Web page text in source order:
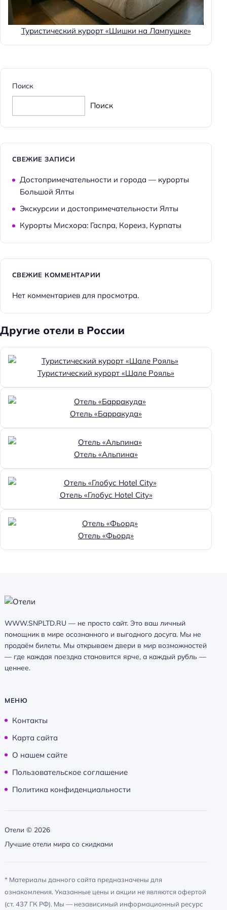
Тип бассейна: сезонный
Тип бассейна: крытый
Водные горки
Для семей
Услуги няни
Детская кровать (4-10 лет): платно
Детская кровать (0-1 год): бесплатно
Игровая комната
Детская коляска: бесплатно
Детский клуб
Детская анимация
Пляжный отдых
Бесплатные зонтики/шезлонги
Бар на пляже
Шезлонги
Пляжная линия: 1-я линия
Тип пляжа: песчаный
Площадь пляжа: 13000
Зонты от солнца: бесплатно
Бизнес-услуги
Оснащение бизнес-центра: сканирование
Оснащение бизнес-центра: ксерокопирование
Оснащение бизнес-центра: принтер
Магазин в этом варианте жилья
Круглосуточная регистрация
Врач
Тип гостиницы: отельный комплекс
Номеров: 250
Лифт
Дата постройки: 2019
Площадь территории: 12000
Дата реконструкции: 2018
Сад
Питание: завтрак (шведский стол)
Питание: ультра всё включено
Туристический курорт «Шишки на Лампушке»
Поиск
Поиск
СВЕЖИЕ ЗАПИСИ
Достопримечательности и города — курорты
Большой Ялты
Экскурсии и достопримечательности Ялты
Курорты Мисхора: Гаспра, Кореиз, Курпаты
СВЕЖИЕ КОММЕНТАРИИ
Нет комментариев для просмотра.
Другие отели в России
Туристический курорт «Шале Рояль»
Отель «Барракуда»
Отель «Альпина»
Отель «Глобус Hotel City»
Отель «Фьорд»
WWW.SNPLTD.RU — не просто сайт. Это ваш личный
помощник в мире осознанного и выгодного досуга. Мы не
продаём билеты. Мы открываем двери в мир возможностей
— где каждая поездка становится ярче, а каждый рубль —
ценнее.
МЕНЮ
Контакты
Карта сайта
О нашем сайте
Пользовательское соглашение
Политика конфиденциальности
Отели © 2026
Лучшие отели мира со скидками
* Материалы данного сайта предназначены для
ознакомления. Указанные цены и акции не являются офертой
(ст. 437 ГК РФ). Мы — независимый информационный ресурс